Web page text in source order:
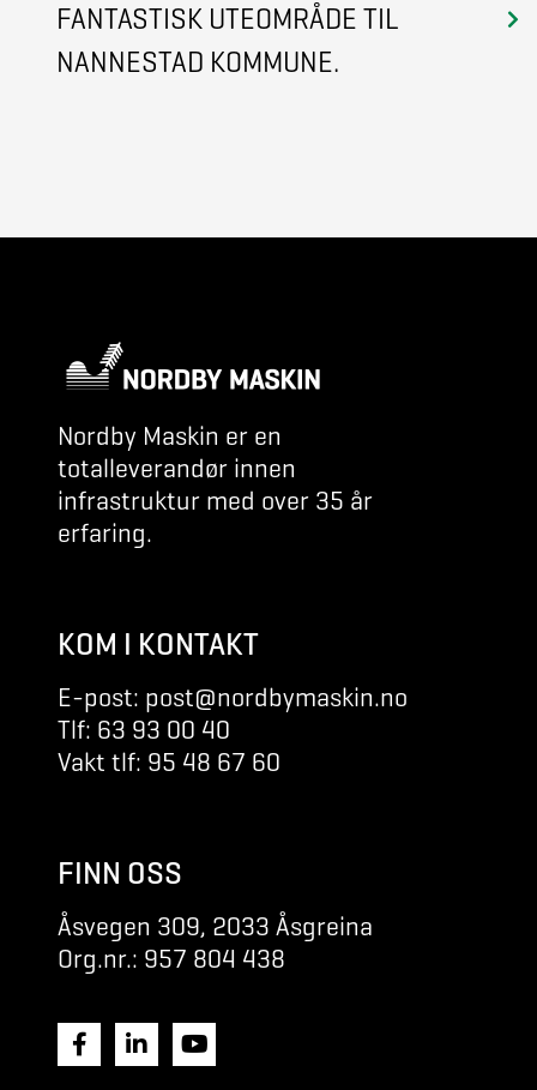
FANTASTISK UTEOMRÅDE TIL
NANNESTAD KOMMUNE.
Nordby Maskin er en
totalleverandør innen
infrastruktur med over 35 år
erfaring.
KOM I KONTAKT
E-post: post@nordbymaskin.no
Tlf: 63 93 00 40
Vakt tlf: 95 48 67 60
FINN OSS
Åsvegen 309, 2033 Åsgreina
Org.nr.: 957 804 438